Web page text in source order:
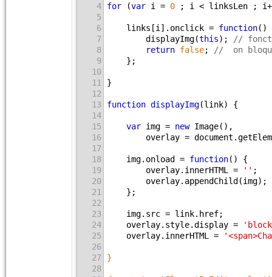
4
5
6
7
8
9
10
11
12
13
14
15
16
17
18
19
20
21
22
23
24
25
26
27
28
for (var i = 0 ; i < linksLen ;
links[i].onclick = function
displayImg(this);
//
return false;
//  on
};
}
function displayImg(link) {
var img = new Image(),
overlay =
img.onload = function() {
overlay.innerHTML =
'' ;
overlay.appendChild(img);
};
img.src = link.href;
overlay.style.display =
overlay.innerHTML =
}